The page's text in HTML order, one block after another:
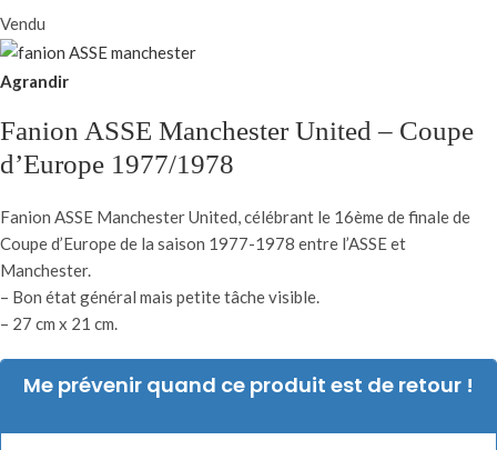
Vendu
Agrandir
Fanion ASSE Manchester United – Coupe
d’Europe 1977/1978
Fanion ASSE Manchester United, célébrant le 16ème de finale de
Coupe d’Europe de la saison 1977-1978 entre l’ASSE et
Manchester.
– Bon état général mais petite tâche visible.
– 27 cm x 21 cm.
Me prévenir quand ce produit est de retour !